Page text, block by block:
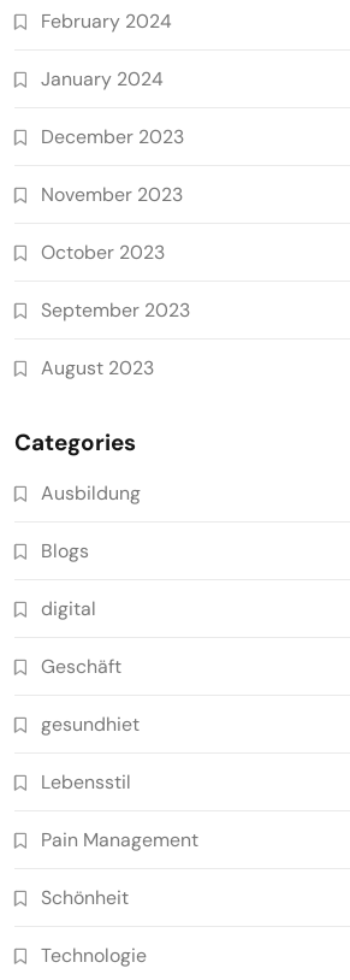
February 2024
January 2024
December 2023
November 2023
October 2023
September 2023
August 2023
Categories
Ausbildung
Blogs
digital
Geschäft
gesundhiet
Lebensstil
Pain Management
Schönheit
Technologie